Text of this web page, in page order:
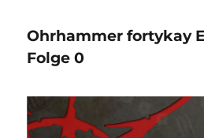
Hour
Ohrhammer fortykay
Folge 0